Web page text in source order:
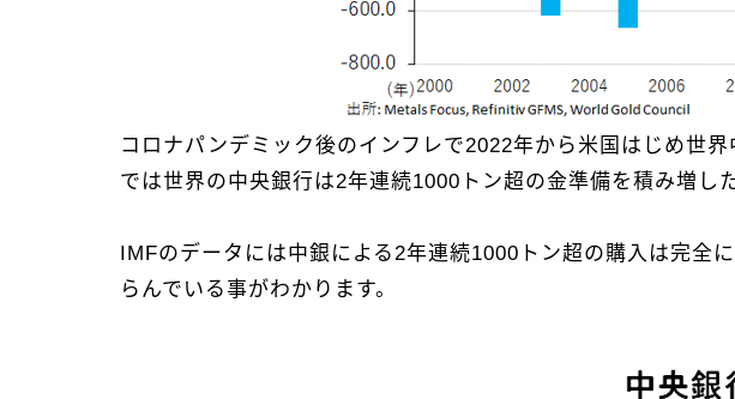
コロナパンデミック後のインフレで2022年から米国はじめ世
では世界の中央銀行は2年連続1000トン超の金準備を積み増し
IMFのデータには中銀による2年連続1000トン超の購入は完全
らんでいる事がわかります。